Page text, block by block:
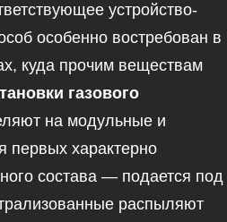
устройство-
особенно востребован в
куда прочим веществам
газового
на модульные и
первых характерно
состава — подается под
распыляют